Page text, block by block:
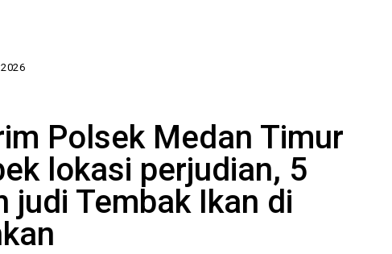
Polsek Medan Timur
lokasi perjudian, 5
judi Tembak Ikan di